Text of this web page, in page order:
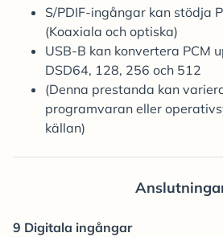
S/PDIF-ingångar kan stödja
(Koaxiala och optiska)
USB-B kan konvertera PCM
DSD64, 128, 256 och 512
(Denna prestanda kan
programvaran eller
källan)
9 Digitala ingångar